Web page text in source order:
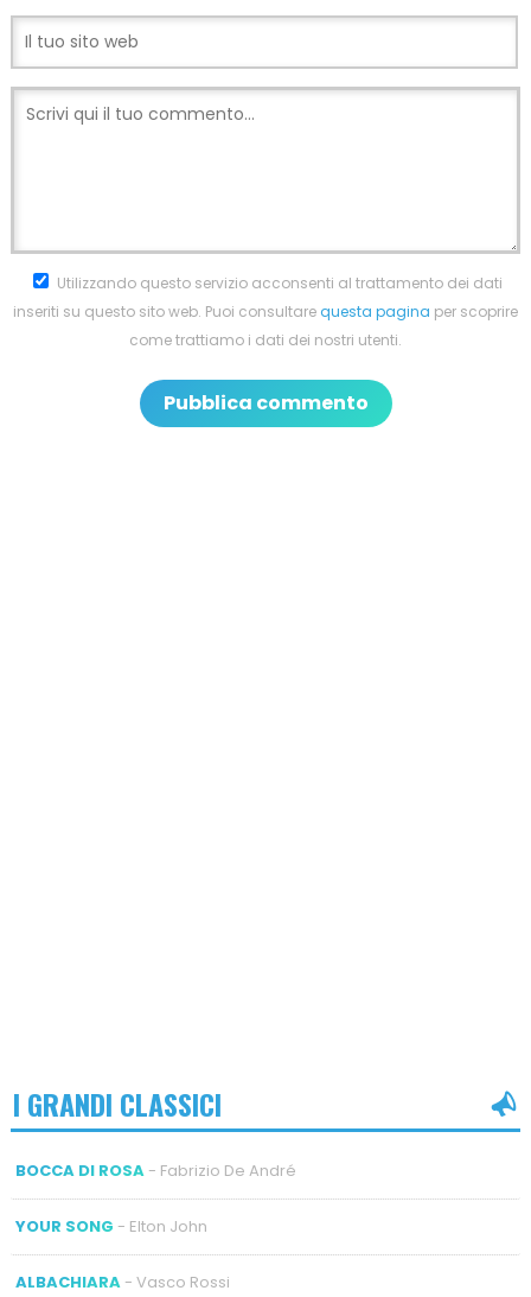
Utilizzando questo servizio acconsenti al trattamento dei dati
inseriti su questo sito web. Puoi consultarequesta pagina per scoprire
come trattiamo i dati dei nostri utenti.
I GRANDI CLASSICI
BOCCA DI ROSA- Fabrizio De André
YOUR SONG - Elton John
ALBACHIARA- Vasco Rossi